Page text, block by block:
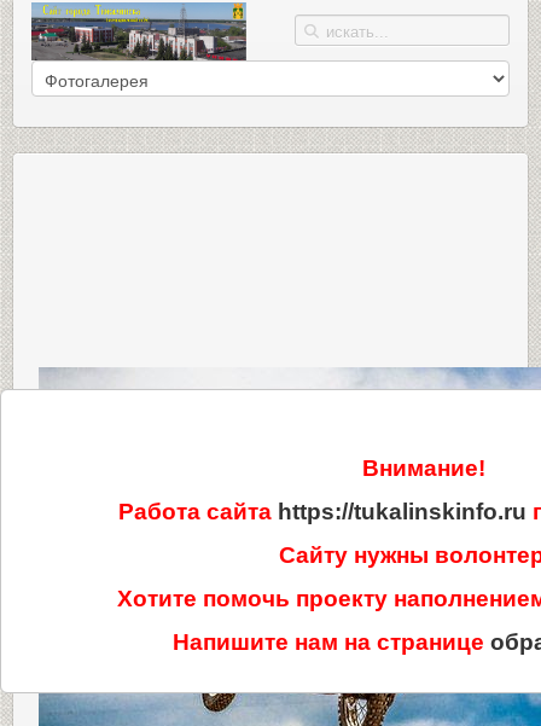
Внимание!
Работа сайта https://tukalinskinfo.ru
Сайту нужны
Хотите помочь проекту
Напишите нам на странице